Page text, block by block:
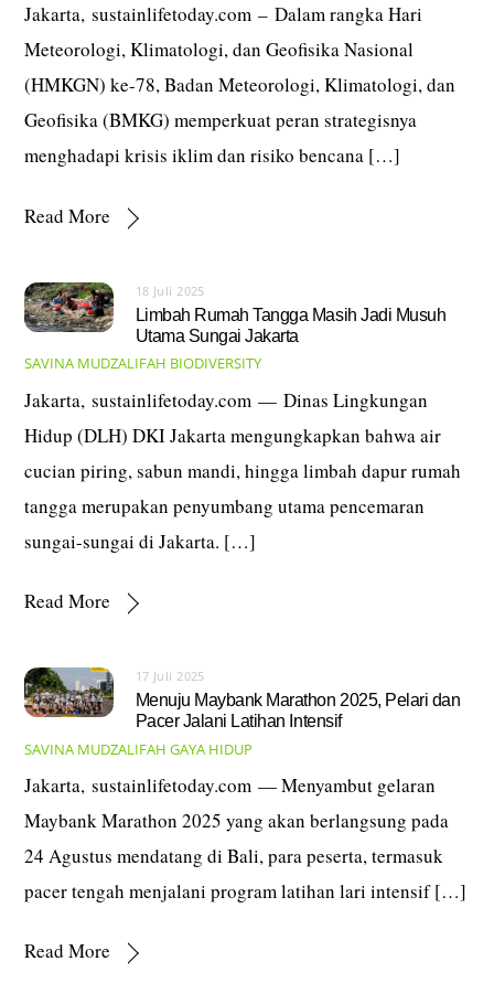
Jakarta, sustainlifetoday.com – Dalam rangka Hari
Meteorologi, Klimatologi, dan Geofisika Nasional
(HMKGN) ke-78, Badan Meteorologi, Klimatologi, dan
Geofisika (BMKG) memperkuat peran strategisnya
menghadapi krisis iklim dan risiko bencana […]
Read More
18 Juli 2025
Limbah Rumah Tangga Masih Jadi Musuh
Utama Sungai Jakarta
SAVINA MUDZALIFAH BIODIVERSITY
Jakarta, sustainlifetoday.com — Dinas Lingkungan
Hidup (DLH) DKI Jakarta mengungkapkan bahwa air
cucian piring, sabun mandi, hingga limbah dapur rumah
tangga merupakan penyumbang utama pencemaran
sungai-sungai di Jakarta. […]
Read More
17 Juli 2025
Menuju Maybank Marathon 2025, Pelari dan
Pacer Jalani Latihan Intensif
SAVINA MUDZALIFAH GAYA HIDUP
Jakarta, sustainlifetoday.com — Menyambut gelaran
Maybank Marathon 2025 yang akan berlangsung pada
24 Agustus mendatang di Bali, para peserta, termasuk
pacer tengah menjalani program latihan lari intensif […]
Read More